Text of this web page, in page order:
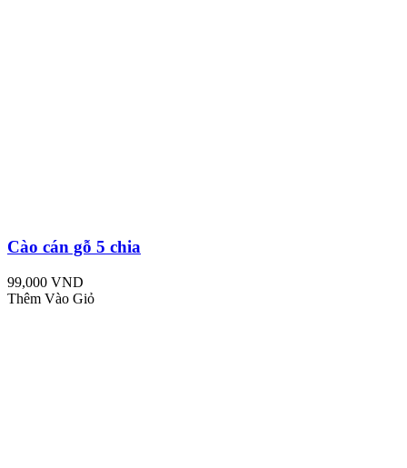
Cào cán gỗ 5 chia
99,000 VND
Thêm Vào Giỏ